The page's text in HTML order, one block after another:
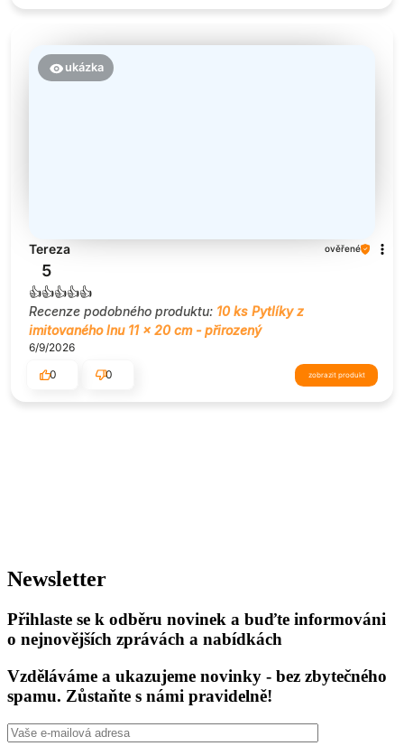
ukázka
Tereza ověřené
5
👍️👍️👍️👍️👍️
Recenze podobného produktu: 10 ks Pytlíky z
imitovaného lnu 11 x 20 cm - přirozený
6/9/2026
0
0 zobrazit produkt
Newsletter
Přihlaste se k odběru novinek a buďte informováni
o nejnovějších zprávách a nabídkách
Vzděláváme a ukazujeme novinky - bez zbytečného
spamu. Zůstaňte s námi pravidelně!